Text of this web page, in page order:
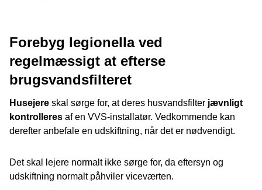
Forebyg legionella ved
regelmæssigt at efterse
brugsvandsfilteret
Husejere skal sørge for, at deres husvandsfilter jævnligt
kontrolleres af en VVS-installatør. Vedkommende kan
derefter anbefale en udskiftning, når det er nødvendigt.
Det skal lejere normalt ikke sørge for, da eftersyn og
udskiftning normalt påhviler viceværten.